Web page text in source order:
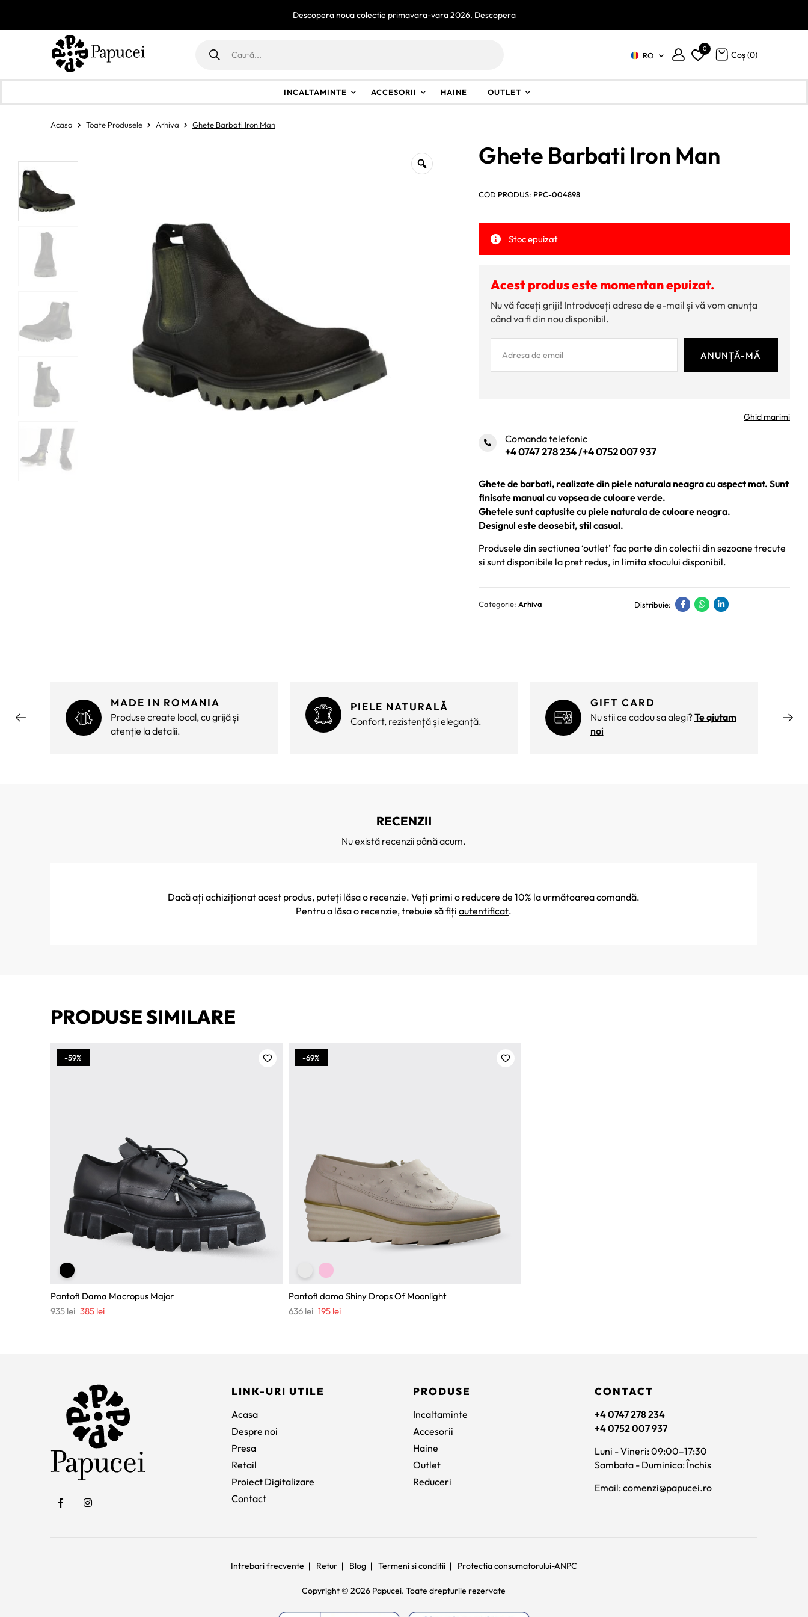
Descopera noua colectie primavara-vara 2026. Descopera
search
RO
0
Coș (0)
INCALTAMINTE ACCESORII HAINE OUTLET
Acasa Toate Produsele Arhiva Ghete Barbati Iron Man
Ghete Barbati Iron Man
COD PRODUS: PPC-004898
Stoc epuizat
Acest produs este momentan epuizat.
Nu vă faceți griji! Introduceți adresa de e-mail și vă vom anunța
când va fi din nou disponibil.
Ghid marimi
Comanda telefonic
+4 0747 278 234/+4 0752 007 937
Ghete de barbati, realizate din piele naturala neagra cu aspect mat. Sunt
finisate manual cu vopsea de culoare verde.
Ghetele sunt captusite cu piele naturala de culoare neagra.
Designul este deosebit, stil casual.
Produsele din sectiunea ‘outlet’ fac parte din colectii din sezoane trecute
si sunt disponibile la pret redus, in limita stocului disponibil.
Categorie: Arhiva Distribuie:
MADE IN ROMANIA
Produse create local, cu grijă și
atenție la detalii.
PIELE NATURALĂ
Confort, rezistență și eleganță.
GIFT CARD
Nu stii ce cadou sa alegi?Te ajutam
noi
RECENZII
Nu există recenzii până acum.
Dacă ați achiziționat acest produs, puteți lăsa o recenzie. Veți primi o reducere de 10% la următoarea comandă.
Pentru a lăsa o recenzie, trebuie să fițiautentificat.
PRODUSE SIMILARE
-59%
Pantofi Dama Macropus Major
935lei Prețul
385 leiPrețul
-69%
Pantofi dama Shiny Drops Of Moonlight
636lei Prețul
195 leiPrețul
LINK-URI UTILE
Acasa
Despre noi
Presa
Retail
Proiect Digitalizare
Contact
PRODUSE
Incaltaminte
Accesorii
Haine
Outlet
Reduceri
CONTACT
+4 0747 278 234
+4 0752 007 937
Luni - Vineri: 09:00–17:30
Sambata - Duminica: Închis
Email: comenzi@papucei.ro
Intrebari frecvente Retur Blog Termeni si conditii Protectia consumatorului-ANPC
Copyright © 2026 Papucei. Toate drepturile rezervate